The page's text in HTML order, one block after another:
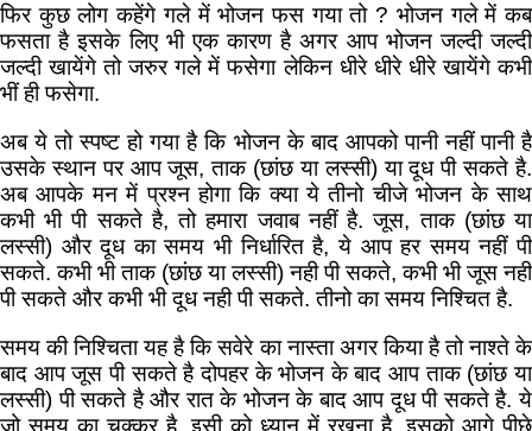
फिर कुछ लोग कहेंगे गले में भोजन फस गया तो ? भोजन गले में कब
फसता है इसके लिए भी एक कारण है अगर आप भोजन जल्दी जल्दी
जल्दी खायेंगे तो जरुर गले में फसेगा लेकिन धीरे धीरे धीरे खायेंगे कभी
भीं ही फसेगा.
अब ये तो स्पष्ट हो गया है कि भोजन के बाद आपको पानी नहीं पानी है
उसके स्थान पर आप जूस, ताक (छांछ या लस्सी) या दूध पी सकते है.
अब आपके मन में प्रश्न होगा कि क्या ये तीनो चीजे भोजन के साथ
कभी भी पी सकते है, तो हमारा जवाब नहीं है. जूस, ताक (छांछ या
लस्सी) और दूध का समय भी निर्धारित है, ये आप हर समय नहीं पी
सकते. कभी भी ताक (छांछ या लस्सी) नही पी सकते, कभी भी जूस नही
पी सकते और कभी भी दूध नही पी सकते. तीनो का समय निश्चित है.
समय की निश्चिता यह है कि सवेरे का नास्ता अगर किया है तो नाश्ते के
बाद आप जूस पी सकते है दोपहर के भोजन के बाद आप ताक (छांछ या
लस्सी) पी सकते है और रात के भोजन के बाद आप दूध पी सकते है. ये
जो समय का चक्कर है, इसी को ध्यान में रखना है. इसको आगे पीछे